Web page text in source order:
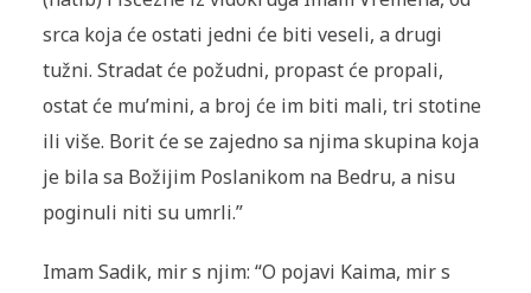
srca koja će ostati jedni će biti veseli, a drugi
tužni. Stradat će požudni, propast će propali,
ostat će mu’mini, a broj će im biti mali, tri stotine
ili više. Borit će se zajedno sa njima skupina koja
je bila sa Božijim Poslanikom na Bedru, a nisu
poginuli niti su umrli.”
Imam Sadik, mir s njim: “O pojavi Kaima, mir s